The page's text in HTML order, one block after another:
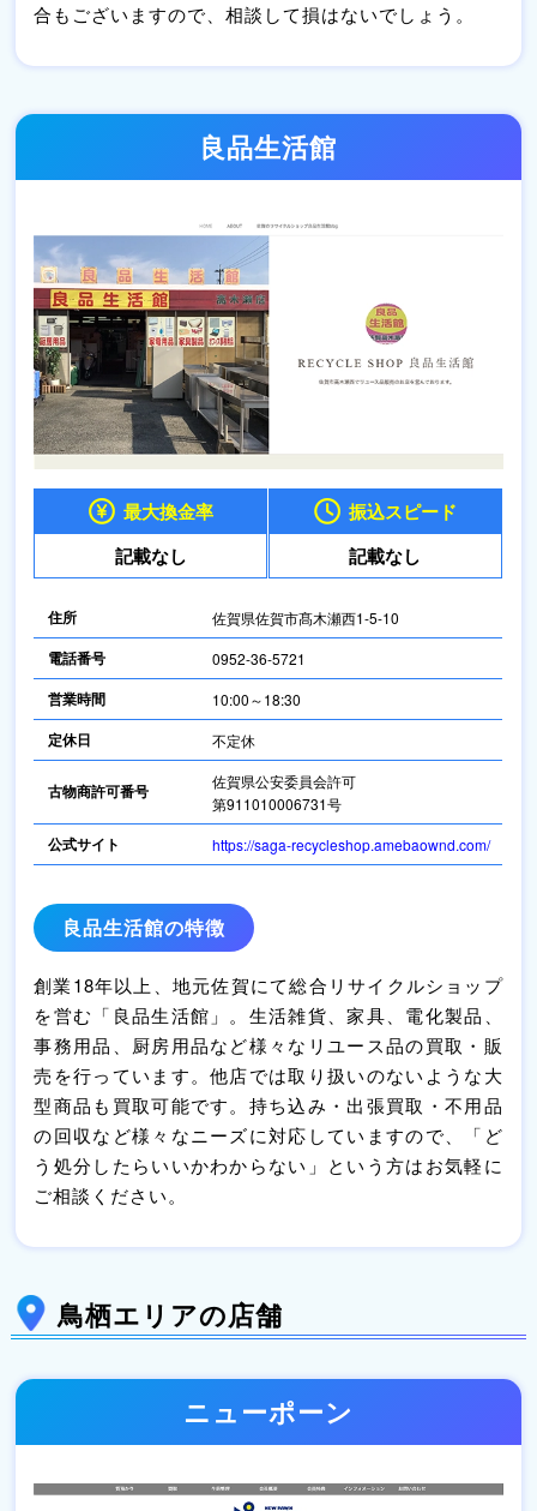
合もございますので、相談して損はないでしょう。
良品生活館
最大換金率
記載なし
振込スピード
記載なし
住所 佐賀県佐賀市髙木瀬西1-5-10
電話番号 0952-36-5721
営業時間 10:00～18:30
定休日 不定休
古物商許可番号
佐賀県公安委員会許可
第911010006731号
公式サイト https://saga-recycleshop.amebaownd.com/
良品生活館の特徴
創業18年以上、地元佐賀にて総合リサイクルショップ
を営む「良品生活館」。生活雑貨、家具、電化製品、
事務用品、厨房用品など様々なリユース品の買取・販
売を行っています。他店では取り扱いのないような大
型商品も買取可能です。持ち込み・出張買取・不用品
の回収など様々なニーズに対応していますので、「ど
う処分したらいいかわからない」という方はお気軽に
ご相談ください。
鳥栖エリアの店舗
ニューポーン